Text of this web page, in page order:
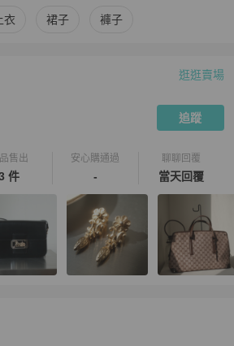
似商品推薦
衣 裙子 褲子
家
逛逛賣場
追蹤
售出
件
安心購通過
-
聊聊回覆
當天回覆